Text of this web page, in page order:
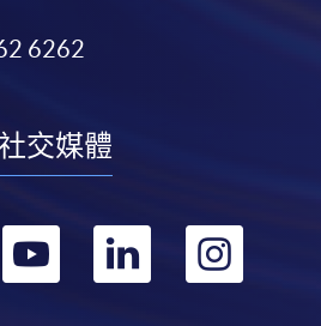
6262
交媒體
轉 轉 轉